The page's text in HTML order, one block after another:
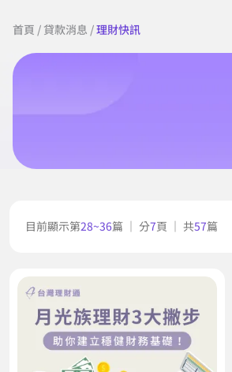
首頁 / 貸款消息 /理財快訊
目前顯示第28~36篇 ｜ 分7頁 ｜ 共57篇